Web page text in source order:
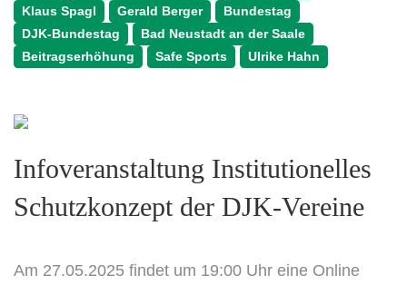
Klaus Spagl
Gerald Berger
Bundestag
DJK-Bundestag
Bad Neustadt an der Saale
Beitragserhöhung
Safe Sports Ulrike Hahn
Infoveranstaltung Institutionelles
Schutzkonzept der DJK-Vereine
Am 27.05.2025 findet um 19:00 Uhr eine Online